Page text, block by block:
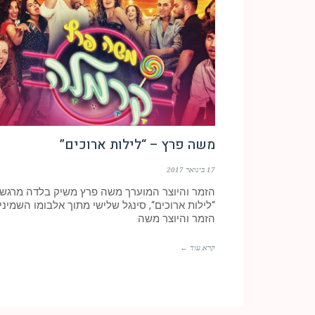
משה פרץ – “לילות ארוכים”
17 בינואר 2017
הזמר והיוצר המוערך משה פרץ משיק בלדה
“לילות ארוכים“, סינגל שלישי מתוך אלבומו השמיני
הזמר והיוצר משה
קרא עוד ←